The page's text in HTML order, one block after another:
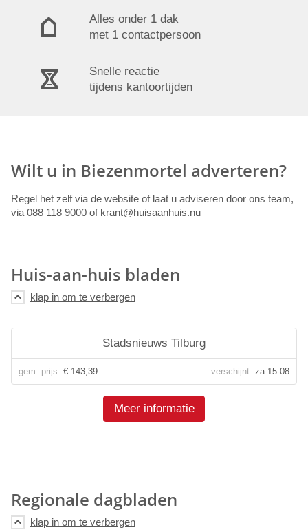
Alles onder 1 dak
met 1 contactpersoon
Snelle reactie
tijdens kantoortijden
Wilt u in Biezenmortel adverteren?
Regel het zelf via de website of laat u adviseren door ons team,
via 088 118 9000 of krant@huisaanhuis.nu
Huis-aan-huis bladen
Stadsnieuws Tilburg
gem. prijs: € 143,39 verschijnt: za 15-08
Meer informatie
Regionale dagbladen